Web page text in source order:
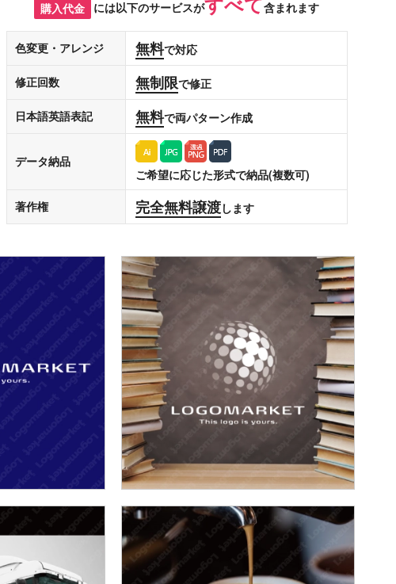
購入代金 には以下のサービスが 含まれます
色変更・アレンジ 無料で対応
修正回数 無制限で修正
日本語英語表記 無料で両パターン作成
データ納品
ご希望に応じた形式で納品(複数可)
著作権
完全無料譲渡します